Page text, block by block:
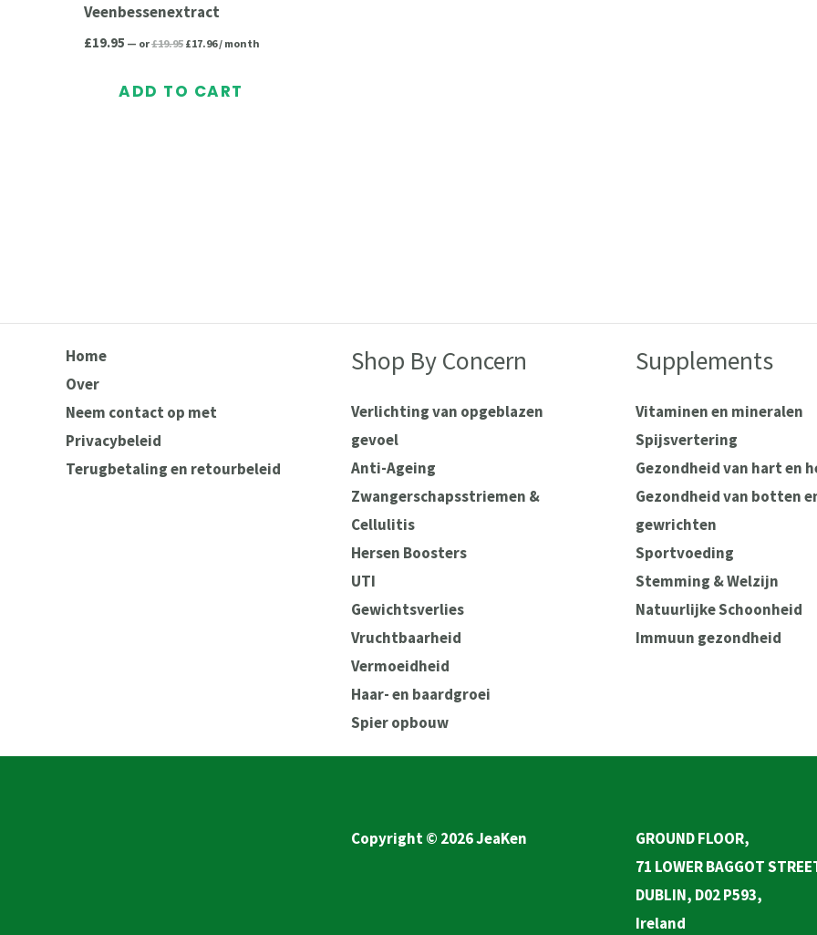
Veenbessenextract
£19.95 — or£19.95 £17.96/ month
ADD TO CART
Home
Over
Neem contact op met
Privacybeleid
Terugbetaling en retourbeleid
Shop By Concern
Verlichting van opgeblazen
gevoel
Anti-Ageing
Zwangerschapsstriemen &
Cellulitis
Hersen Boosters
UTI
Gewichtsverlies
Vruchtbaarheid
Vermoeidheid
Haar- en baardgroei
Spier opbouw
Supplements
Vitaminen en mineralen
Spijsvertering
Gezondheid van hart en
Gezondheid van botten
gewrichten
Sportvoeding
Stemming & Welzijn
Natuurlijke Schoonheid
Immuun gezondheid
Copyright © 2026 JeaKen
GROUND FLOOR,
71 LOWER BAGGOT
DUBLIN, D02 P593,
Ireland